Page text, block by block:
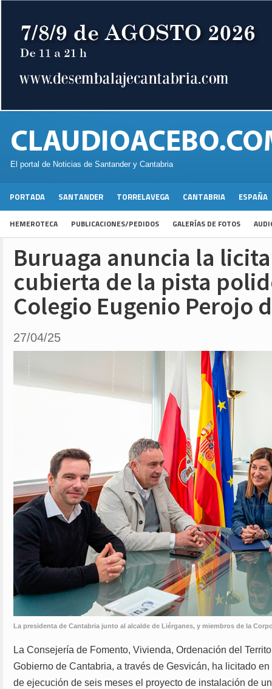
El portal de Noticias de Santander y Cantabria
PORTADA SANTANDER TORRELAVEGA CANTABRIA ESPAÑA
HEMEROTECA PUBLICACIONES/PEDIDOS GALERÍAS DE FOTOS
Buruaga anuncia la
cubierta de la pista
Colegio Eugenio Perojo
27/04/25
La presidenta de Cantabria junto al alcalde de Liérganes, y miembros de la
La Consejería de Fomento, Vivienda, Ordenación del
Gobierno de Cantabria, a través de Gesvicán, ha licitado
de ejecución de seis meses el proyecto de instalación de